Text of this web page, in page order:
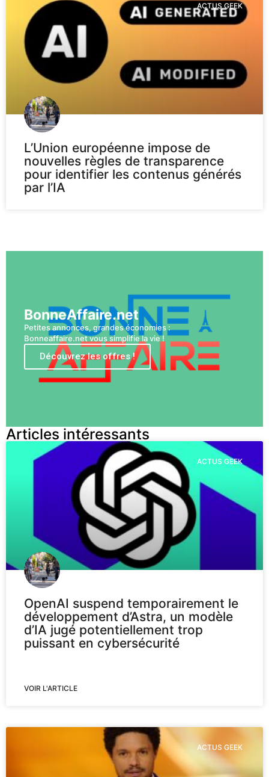
ACTUS GEEK
L’Union européenne impose de
nouvelles règles de transparence
pour identifier les contenus générés
par l’IA
BonneAffaire.net
Petites annonces, grandes économies :
Bonneaffaire.net vous simplifie la vie !
Découvrez les offres !
Articles intéressants
ACTUS GEEK
OpenAI suspend temporairement le
développement d’Astra, un modèle
d’IA jugé potentiellement trop
puissant en cybersécurité
VOIR L'ARTICLE
ACTUS GEEK